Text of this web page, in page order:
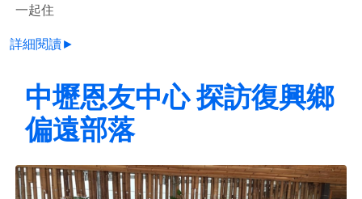
一起住
詳細閱讀►
中壢恩友中心 探訪復興鄉
偏遠部落